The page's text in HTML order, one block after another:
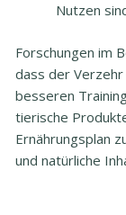
Nutzen
Forschungen im
dass der
besseren
tierische
Ernährungsplan
und natürliche